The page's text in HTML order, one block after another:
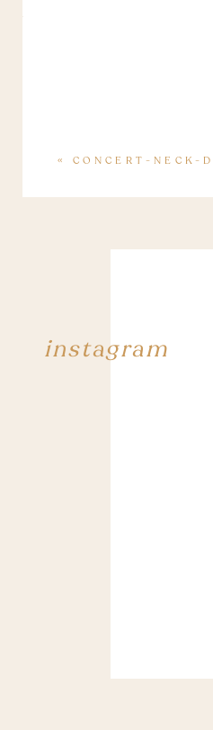
« CONCERT-NECK-
instagram